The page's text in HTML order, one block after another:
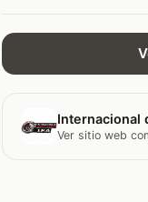
Internacional
Ver sitio web